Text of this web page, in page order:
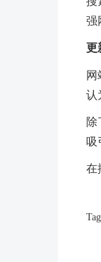
强
更
网
认
除
吸
在
Tag